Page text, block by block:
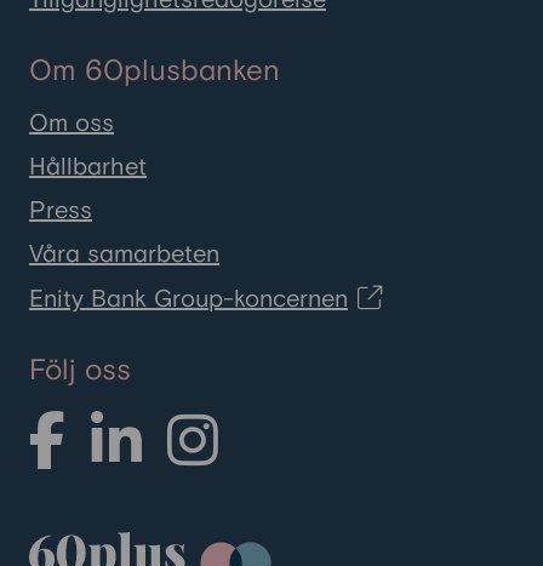
Om 60plusbanken
Om oss
Hållbarhet
Press
Våra samarbeten
Enity Bank Group-koncernen
Följ oss